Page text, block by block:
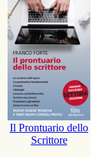
Il Prontuario dello
Scrittore